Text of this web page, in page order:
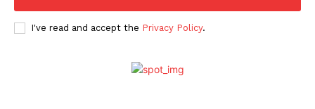
I've read and accept the Privacy Policy.